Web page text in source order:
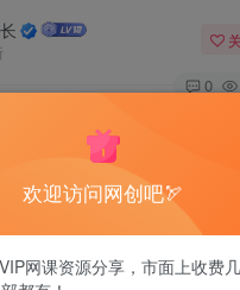
0
欢迎访问网创吧🏹
网课资源分享，市面上收费